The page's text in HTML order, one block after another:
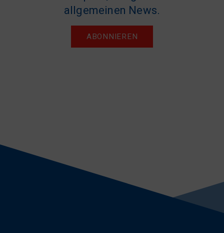
allgemeinen News.
ABONNIEREN